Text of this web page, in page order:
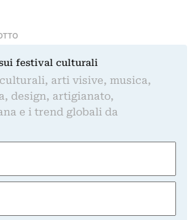
festival culturali
arti visive, musica,
design, artigianato,
e i trend globali da